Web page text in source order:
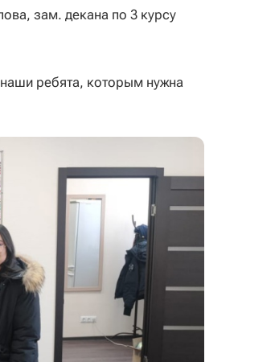
зам. декана по 3 курсу
ребята, которым нужна